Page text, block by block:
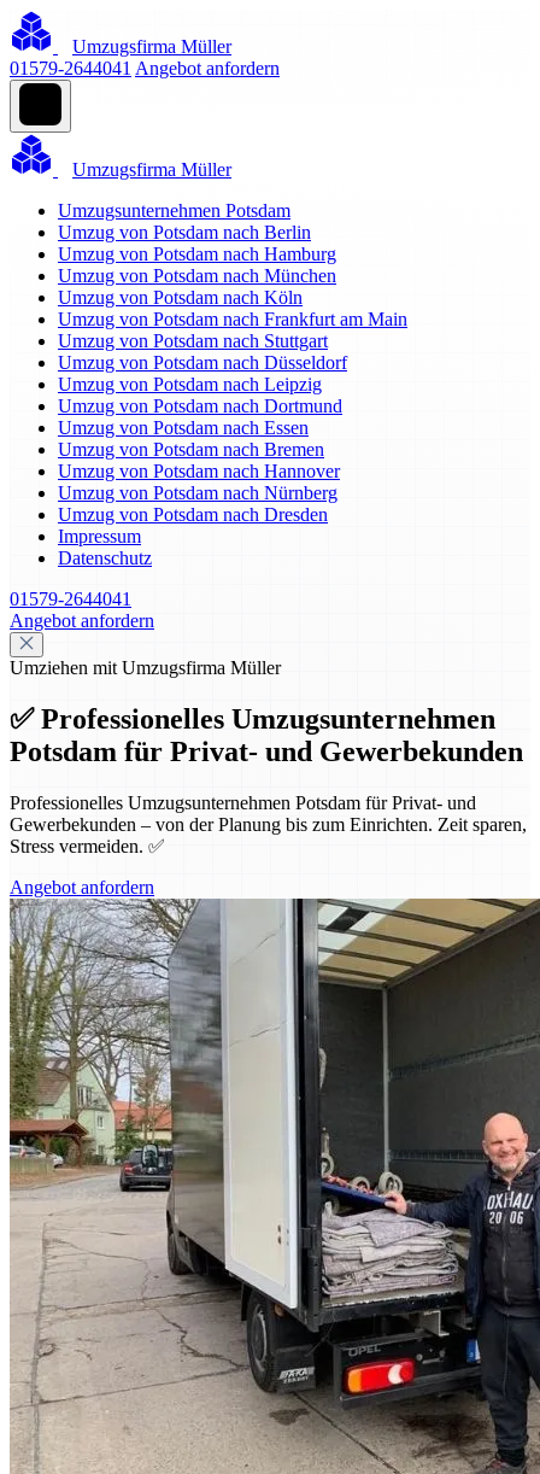
Umzugsfirma Müller
01579-2644041 Angebot anfordern
Umzugsfirma Müller
Umzugsunternehmen Potsdam
Umzug von Potsdam nach Berlin
Umzug von Potsdam nach Hamburg
Umzug von Potsdam nach München
Umzug von Potsdam nach Köln
Umzug von Potsdam nach Frankfurt am Main
Umzug von Potsdam nach Stuttgart
Umzug von Potsdam nach Düsseldorf
Umzug von Potsdam nach Leipzig
Umzug von Potsdam nach Dortmund
Umzug von Potsdam nach Essen
Umzug von Potsdam nach Bremen
Umzug von Potsdam nach Hannover
Umzug von Potsdam nach Nürnberg
Umzug von Potsdam nach Dresden
Impressum
Datenschutz
01579-2644041
Angebot anfordern
Umziehen mit Umzugsfirma Müller
✅ Professionelles Umzugsunternehmen
Potsdam für Privat- und Gewerbekunden
Professionelles Umzugsunternehmen Potsdam für Privat- und
Gewerbekunden – von der Planung bis zum Einrichten. Zeit sparen,
Stress vermeiden. ✅
Angebot anfordern